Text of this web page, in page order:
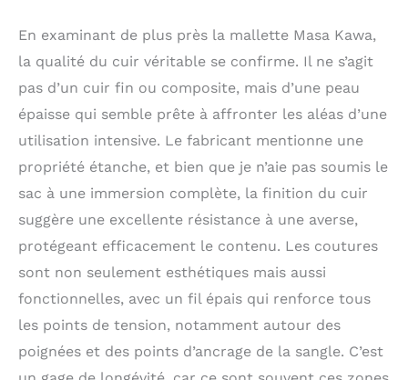
plus de 10 ans. Le cuir
épais offre une
durabilité
exceptionnelle et une
résistance à l'eau
supérieure pour
protéger contre la pluie
légère. Équipé de
fermetures éclair YKK,
testé pour résister à
il assure une fiabilité
durable. Crochets
métalliques robustes et
coutures serrées faites
à la main par des
artisans qualifiés pour
En examinant de plus près la mallette Masa Kawa,
la qualité du cuir véritable se confirme. Il ne s’agit
pas d’un cuir fin ou composite, mais d’une peau
épaisse qui semble prête à affronter les aléas d’une
utilisation intensive. Le fabricant mentionne une
propriété étanche, et bien que je n’aie pas soumis le
sac à une immersion complète, la finition du cuir
suggère une excellente résistance à une averse,
protégeant efficacement le contenu. Les coutures
sont non seulement esthétiques mais aussi
fonctionnelles, avec un fil épais qui renforce tous
les points de tension, notamment autour des
poignées et des points d’ancrage de la sangle. C’est